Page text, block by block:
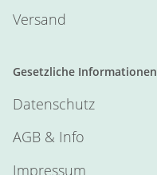
Versand
Gesetzliche Informationen
Datenschutz
AGB & Info
Impressum